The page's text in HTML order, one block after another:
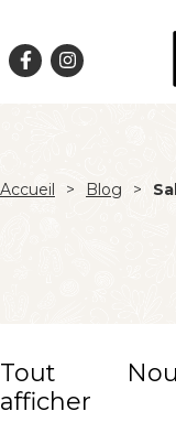
Accueil > Blog >
Tout
afficher